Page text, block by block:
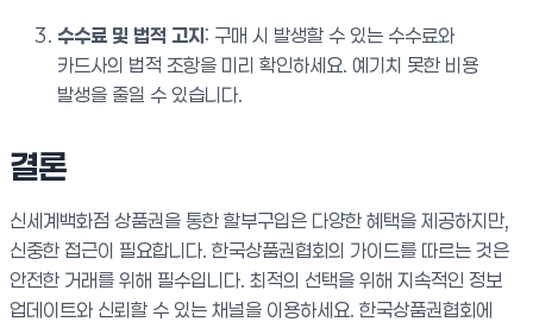
수수료 및 법적 고지: 구매 시 발생할 수 있는 수수료와
카드사의 법적 조항을 미리 확인하세요. 예기치 못한 비용
발생을 줄일 수 있습니다.
결론
신세계백화점 상품권을 통한 할부구입은 다양한 혜택을 제공하지만,
신중한 접근이 필요합니다. 한국상품권협회의 가이드를 따르는 것은
안전한 거래를 위해 필수입니다. 최적의 선택을 위해 지속적인 정보
업데이트와 신뢰할 수 있는 채널을 이용하세요. 한국상품권협회에